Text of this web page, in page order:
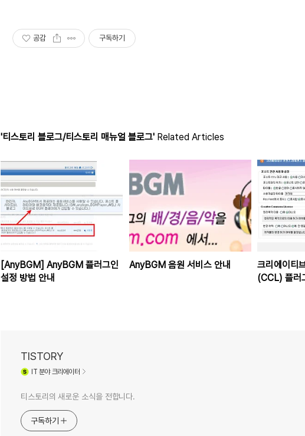
공감 구독하기
'티스토리 블로그/티스토리 매뉴얼 블로그' Related Articles
[AnyBGM] AnyBGM 플러그인
설정 방법 안내
AnyBGM 음원 서비스 안내
크리에이티
(CCL) 플러
TISTORY
IT 분야 크리에이터
티스토리의 새로운 소식을 전합니다.
구독하기